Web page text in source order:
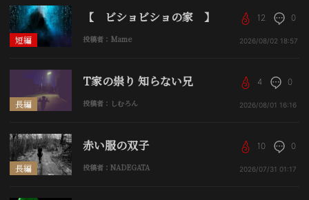
短編
【 ビショビショの家 】
投稿者：Mame
12 0
2026/08/02 18:57
長編
T家の祟り 知らない兄
投稿者：しむろん
4 0
2026/08/01 16:16
長編
赤い服の双子
投稿者：NADEGATA
10 0
2026/07/31 01:17